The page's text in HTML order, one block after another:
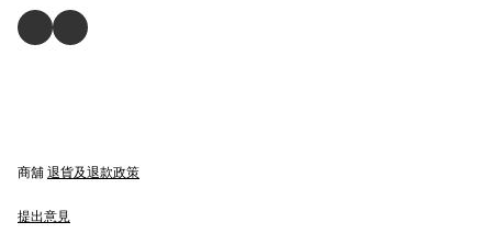
商舖 退貨及退款政策
提出意見